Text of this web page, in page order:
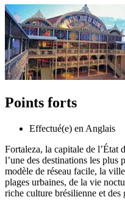
Points forts
Effectué(e) en Anglais
Fortaleza, la capitale de l’État
l’une des destinations les plus
modèle de réseau facile, la
plages urbaines, de la vie
riche culture brésilienne et des